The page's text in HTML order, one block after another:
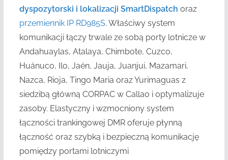
dyspozytorski i lokalizacji SmartDispatch oraz
przemiennik IP RD985S. Właściwy system
komunikacji łączy trwale ze sobą porty lotnicze w
Andahuaylas, Atalaya, Chimbote, Cuzco,
Huánuco, Ilo, Jaén, Jauja, Juanjui, Mazamari,
Nazca, Rioja, Tingo Maria oraz Yurimaguas z
siedzibą główną CORPAC w Callao i optymalizuje
zasoby. Elastyczny i wzmocniony system
łączności trankingowej DMR oferuje płynną
łączność oraz szybką i bezpieczną komunikację
pomiędzy portami lotniczymi